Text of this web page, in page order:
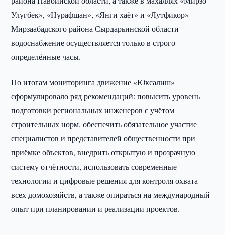
Улугбек», «Нурафшан», «Янги хаёт» и «Лутфикор»
Мирзаабадского района Сырдарьинской области
водоснабжение осуществляется только в строго
определённые часы.
По итогам мониторинга движение «Юксалиш»
сформулировало ряд рекомендаций: повысить уровень
подготовки региональных инженеров с учётом
строительных норм, обеспечить обязательное участие
специалистов и представителей общественности при
приёмке объектов, внедрить открытую и прозрачную
систему отчётности, использовать современные
технологии и цифровые решения для контроля охвата
всех домохозяйств, а также опираться на международный
опыт при планировании и реализации проектов.